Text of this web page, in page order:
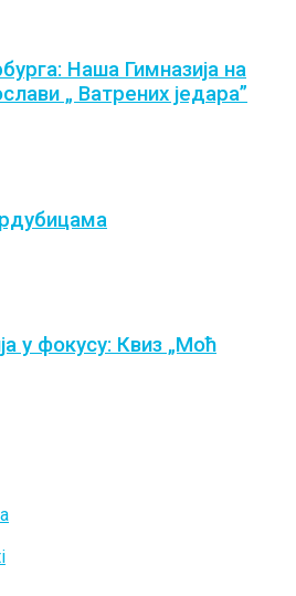
Наша Гимназија на
„ Ватрених једара”
у фокусу: Квиз „Моћ